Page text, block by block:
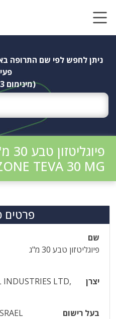
ניתן לחפש לפי שם התרופה
(מינימום 3 אותיות)
פיוגליטזון טבע 30 מ"ג
TEVA 30 MG
פרטים
שם
פיוגליטזון טבע 30 מ"ג
יצרן
INDUSTRIES LTD,
בעל רישום